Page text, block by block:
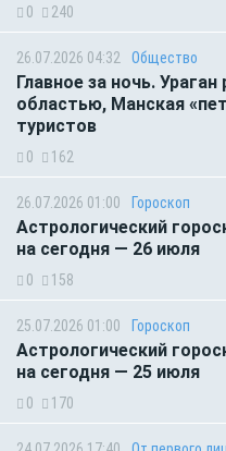
0 240
26.07.2026 04:32 Общество
Главное за ночь.
областью, Манская
туристов
0 162
26.07.2026 01:00 Гороскоп
Астрологический
на сегодня — 26 июля
0 158
25.07.2026 01:00 Гороскоп
Астрологический
на сегодня — 25 июля
0 170